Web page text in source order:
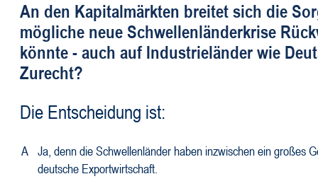
An den Kapitalmärkten breitet sich die
mögliche neue Schwellenländerkrise
könnte - auch auf Industrieländer wie
Zurecht?
Die Entscheidung ist:
A Ja, denn die Schwellenländer haben inzwischen ein großes
deutsche Exportwirtschaft.